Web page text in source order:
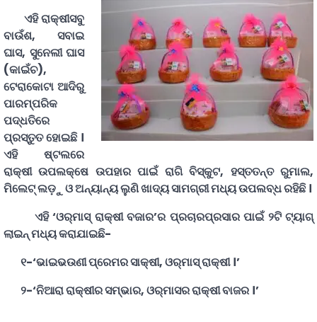
ଏହି ରାକ୍ଷୀସବୁ
ବାଉଁଶ, ସବାଇ
ଘାସ, ସୁନେଲୀ ଘାସ
(କାଇଁଚ),
ଟେରାକୋଟା ଆଦିରୁ
ପାରମ୍ପରିକ
ପଦ୍ଧତିରେ
ପ୍ରସ୍ତୁତ ହୋଇଛି ।
ଏହି ଷ୍ଟଲରେ
ରାକ୍ଷୀ ଉପଲକ୍ଷେ ଉପହାର ପାଇଁ ରାଗି ବିସ୍କୁଟ, ହସ୍ତତନ୍ତ ରୁମାଲ,
ମିଲେଟ୍‌ ଲଡ଼ୁ ଓ ଅନ୍ୟାନ୍ୟ ଲୁଣି ଖାଦ୍ୟ ସାମଗ୍ରୀ ମଧ୍ୟ ଉପଲବ୍ଧ ରହିଛି ।
ଏହି ‘ଓର୍‌ମାସ୍‌ ରାକ୍ଷୀ ବଜାର’ର ପ୍ରଚାରପ୍ରସାର ପାଇଁ ୨ଟି ଟ୍ୟାଗ୍‌
ଲାଇନ୍‌ ମଧ୍ୟ କରାଯାଇଛି-
୧-‘ଭାଇଭଉଣୀ ପ୍ରେମର ସାକ୍ଷୀ, ଓର୍‌ମାସ୍‌ ରାକ୍ଷୀ ।’
୨-‘ନିଆରା ରାକ୍ଷୀର ସମ୍ଭାର, ଓର୍‌ମାସର ରାକ୍ଷୀ ବାଜର ।’